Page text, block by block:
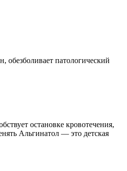
обезболивает патологический
остановке кровотечения,
Альгинатол — это детская